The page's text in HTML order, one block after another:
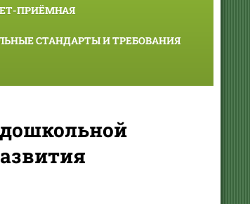
ПРИЁМНАЯ
СТАНДАРТЫ И ТРЕБОВАНИЯ